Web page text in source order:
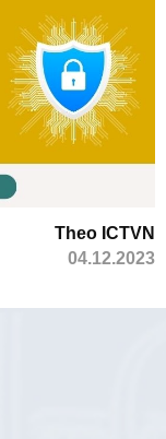
Theo ICTVN
04.12.2023